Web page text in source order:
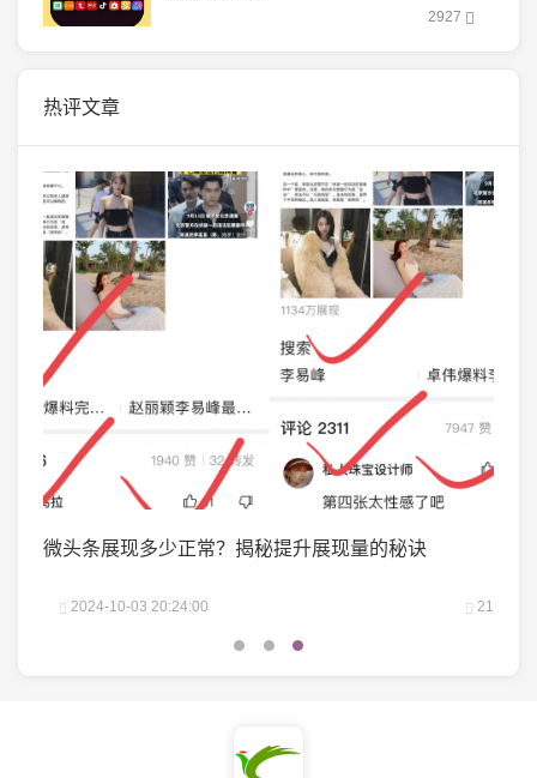
2927
热评文章
微头条展现多少正常？揭秘提升展现量的秘诀
2024-10-03 20:24:00 21